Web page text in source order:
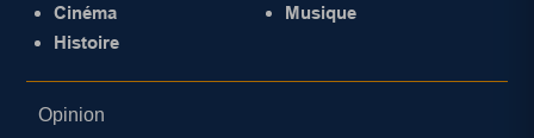
Cinéma
Histoire
Musique
Opinion